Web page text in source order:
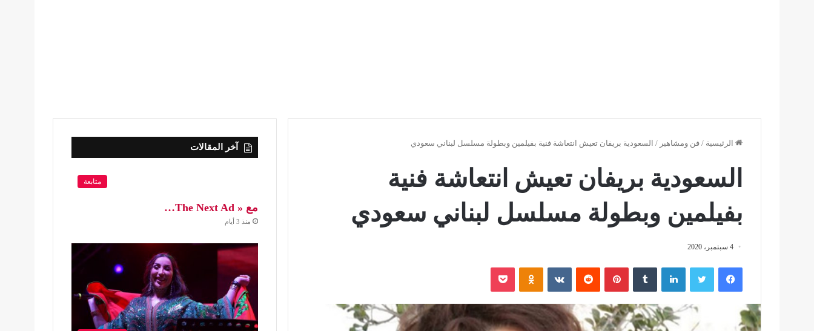
الرئيسية / فن ومشاهير / السعودية بريفان تعيش انتعاشة فنية بفيلمين وبطولة مسلسل لبناني سعودي
السعودية بريفان تعيش انتعاشة فنية
بفيلمين وبطولة مسلسل لبناني سعودي
4 سبتمبر، 2020
فيسبوك تويتر لينكدإن بينتيريست Odnoklassniki
بوكيت
آخر المقالات
متابعة
مع « The Next Ad…
منذ 3 أيام